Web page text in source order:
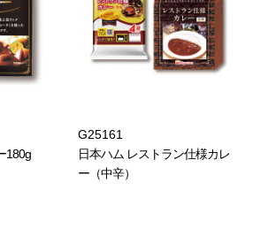
180g
G25161
日本ハム レストラン仕様カレ
ー（中辛）